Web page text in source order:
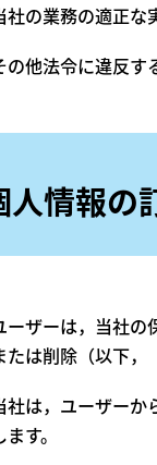
社の業務の適正な
の他法令に違反す
情報の
ーザーは，当社の
たは削除（以下，
社は，ユーザーか
ます。